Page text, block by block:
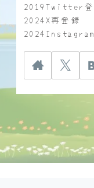
2019Twitter登
2024X再登録